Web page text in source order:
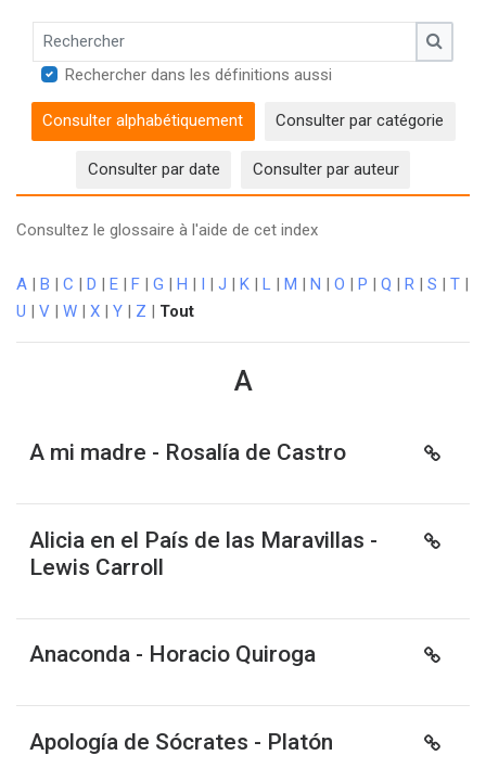
Rechercher
Rechercher dans les définitions aussi
Consulter alphabétiquement Consulter par catégorie
Consulter par date Consulter par auteur
Consultez le glossaire à l'aide de cet index
A | B | C | D | E | F | G | H | I | J | K | L | M | N | O | P | Q | R | S | T |
U | V | W | X | Y | Z | Tout
A
A mi madre - Rosalía de Castro
Alicia en el País de las Maravillas -
Lewis Carroll
Anaconda - Horacio Quiroga
Apología de Sócrates - Platón